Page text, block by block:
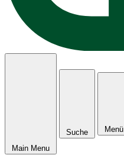
Main Menu
Suche Menü